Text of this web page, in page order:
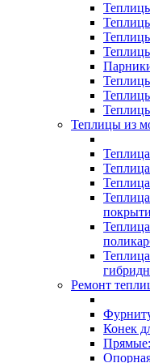
Теплицы из
Ремонт
Конек
Прямые: